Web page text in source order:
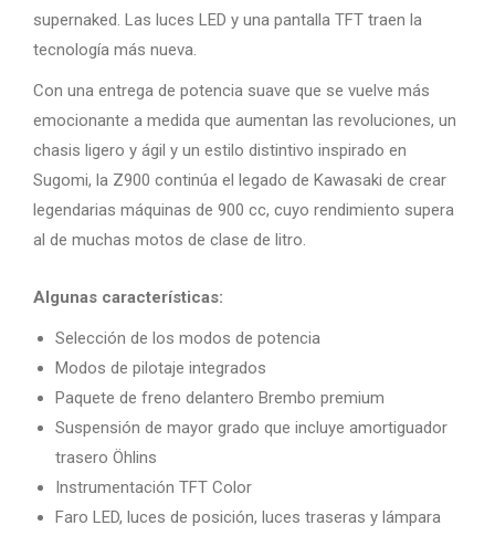
supernaked. Las luces LED y una pantalla TFT traen la
tecnología más nueva.
Con una entrega de potencia suave que se vuelve más
emocionante a medida que aumentan las revoluciones, un
chasis ligero y ágil y un estilo distintivo inspirado en
Sugomi, la Z900 continúa el legado de Kawasaki de crear
legendarias máquinas de 900 cc, cuyo rendimiento supera
al de muchas motos de clase de litro.
Algunas características:
Selección de los modos de potencia
Modos de pilotaje integrados
Paquete de freno delantero Brembo premium
Suspensión de mayor grado que incluye amortiguador
trasero Öhlins
Instrumentación TFT Color
Faro LED, luces de posición, luces traseras y lámpara